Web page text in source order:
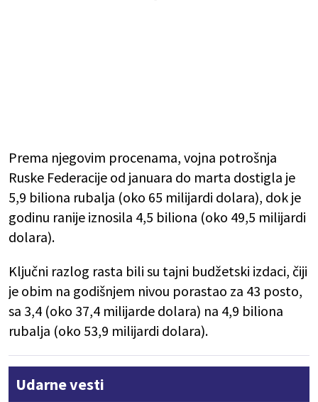
Prema njegovim procenama, vojna potrošnja
Ruske Federacije od januara do marta dostigla je
5,9 biliona rubalja (oko 65 milijardi dolara), dok je
godinu ranije iznosila 4,5 biliona (oko 49,5 milijardi
dolara).
Ključni razlog rasta bili su tajni budžetski izdaci, čiji
je obim na godišnjem nivou porastao za 43 posto,
sa 3,4 (oko 37,4 milijarde dolara) na 4,9 biliona
rubalja (oko 53,9 milijardi dolara).
Udarne vesti